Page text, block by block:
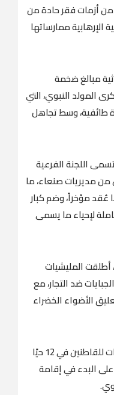
أزمات فقر حادة من
الإرهابية ممارساتها
مبالغ ضخمة
المولد النبوي، التي
طائفية، وسط تجاهل
اللجنة الفرعية
من مديريات صنعاء، ما
لها عُقد مؤخراً، وضم كبار
لإحياء ما يسمى
المليشيات
ضد التجار، مع
الأضواء الخضراء
وأصدر المشرفون الحوثيون، تعميمات للقاطنين في 12 حيًا
البدء في إقامة